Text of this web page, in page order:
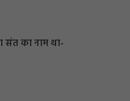
संत का नाम था-